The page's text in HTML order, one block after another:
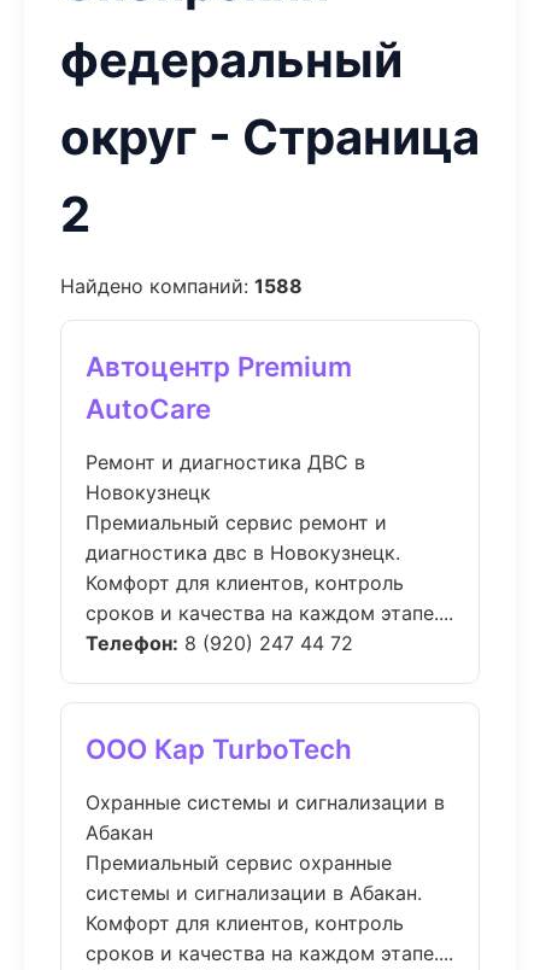
федеральный
округ - Страница
2
Найдено компаний: 1588
Автоцентр Premium
AutoCare
Ремонт и диагностика ДВС в
Новокузнецк
Премиальный сервис ремонт и
диагностика двс в Новокузнецк.
Комфорт для клиентов, контроль
сроков и качества на каждом этапе....
Телефон: 8 (920) 247 44 72
ООО Кар TurboTech
Охранные системы и сигнализации в
Абакан
Премиальный сервис охранные
системы и сигнализации в Абакан.
Комфорт для клиентов, контроль
сроков и качества на каждом этапе....